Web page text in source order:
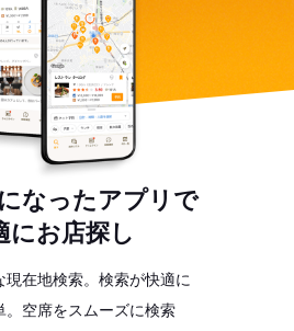
なったアプリで
にお店探し
現在地検索。検索が快適に
。空席をスムーズに検索